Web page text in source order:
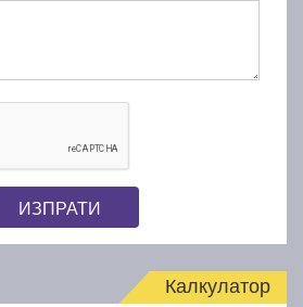
ИЗПРАТИ
Калкулатор